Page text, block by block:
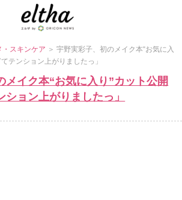
・スキンケア ＞ 宇野実彩子、初のメイク本“お気に入
テンション上がりましたっ」
メイク本“お気に入り”カット公開
ション上がりましたっ」